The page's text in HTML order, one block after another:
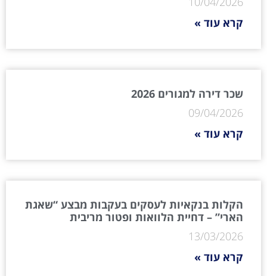
קרא עוד »
שכר דירה למגורים 2026
09/04/2026
קרא עוד »
הקלות בנקאיות לעסקים בעקבות מבצע “שאגת
הארי” – דחיית הלוואות ופטור מריבית
13/03/2026
קרא עוד »